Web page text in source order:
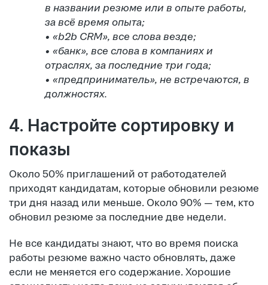
в названии резюме или в опыте работы,
за всё время опыта;
• «b2b CRM», все слова везде;
• «банк», все слова в компаниях и
отраслях, за последние три года;
• «предприниматель», не встречаются, в
должностях.
4. Настройте сортировку и
показы
Около 50% приглашений от работодателей
приходят кандидатам, которые обновили резюме
три дня назад или меньше. Около 90% — тем, кто
обновил резюме за последние две недели.
Не все кандидаты знают, что во время поиска
работы резюме важно часто обновлять, даже
если не меняется его содержание. Хорошие